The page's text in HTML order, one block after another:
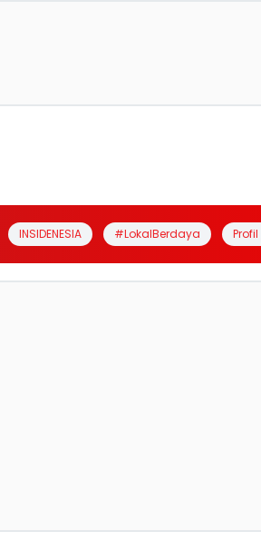
INSIDENESIA #LokalBerdaya